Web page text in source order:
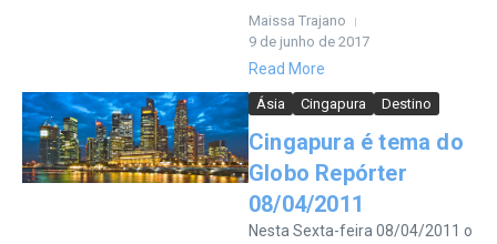
Maissa Trajano
9 de junho de 2017
Read More
Ásia Cingapura Destino
Cingapura é tema do
Globo Repórter
08/04/2011
Nesta Sexta-feira 08/04/2011 o